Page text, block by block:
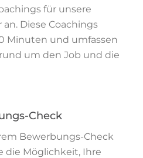
für unsere
an. Diese Coachings
Minuten und umfassen
um den Job und die
Check
Bewerbungs-Check
die Möglichkeit, Ihre